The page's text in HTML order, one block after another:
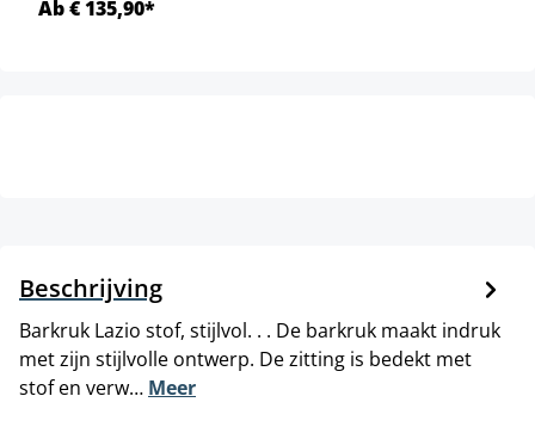
Ab € 135,90*
Beschrijving
Barkruk Lazio stof, stijlvol. . . De barkruk maakt indruk
met zijn stijlvolle ontwerp. De zitting is bedekt met
stof en verw… Meer